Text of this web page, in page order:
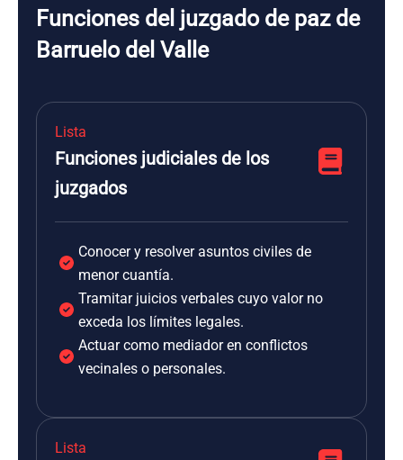
Funciones del juzgado de paz de
Barruelo del Valle
Lista
Funciones judiciales de los
juzgados
Conocer y resolver asuntos civiles de
menor cuantía.
Tramitar juicios verbales cuyo valor no
exceda los límites legales.
Actuar como mediador en conflictos
vecinales o personales.
Lista